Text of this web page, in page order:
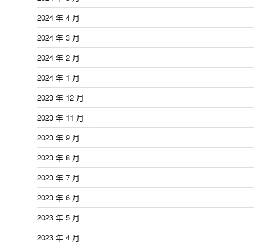
2024 年 4 月
2024 年 3 月
2024 年 2 月
2024 年 1 月
2023 年 12 月
2023 年 11 月
2023 年 9 月
2023 年 8 月
2023 年 7 月
2023 年 6 月
2023 年 5 月
2023 年 4 月